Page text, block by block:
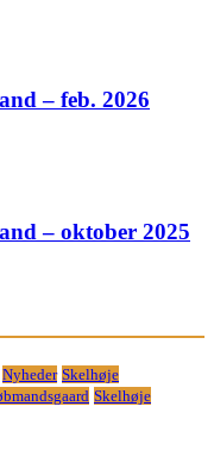
– feb. 2026
– oktober 2025
Nyheder Skelhøje
Skelhøje